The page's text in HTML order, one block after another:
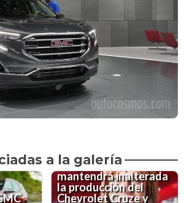
a la galería
General Motor
continua sus planes de
producción en México
responde a Trump
asegurando que se
mantendrá inalterada
la producción del
Chevrolet Cruze y